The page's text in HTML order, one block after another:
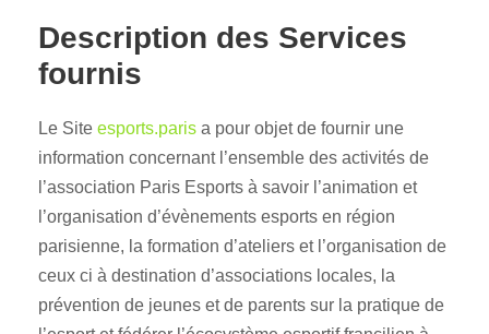
Description des Services
fournis
Le Site esports.paris a pour objet de fournir une
information concernant l’ensemble des activités de
l’association Paris Esports à savoir l’animation et
l’organisation d’évènements esports en région
parisienne, la formation d’ateliers et l’organisation de
ceux ci à destination d’associations locales, la
prévention de jeunes et de parents sur la pratique de